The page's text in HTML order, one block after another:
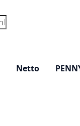
Netto